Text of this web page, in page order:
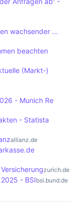
der
es
und
zu ziehen,
wachsender ...
beachten
(Markt-)
- Munich Re
- Statista
allianz.de
zurich.de
- BSIbsi.bund.de